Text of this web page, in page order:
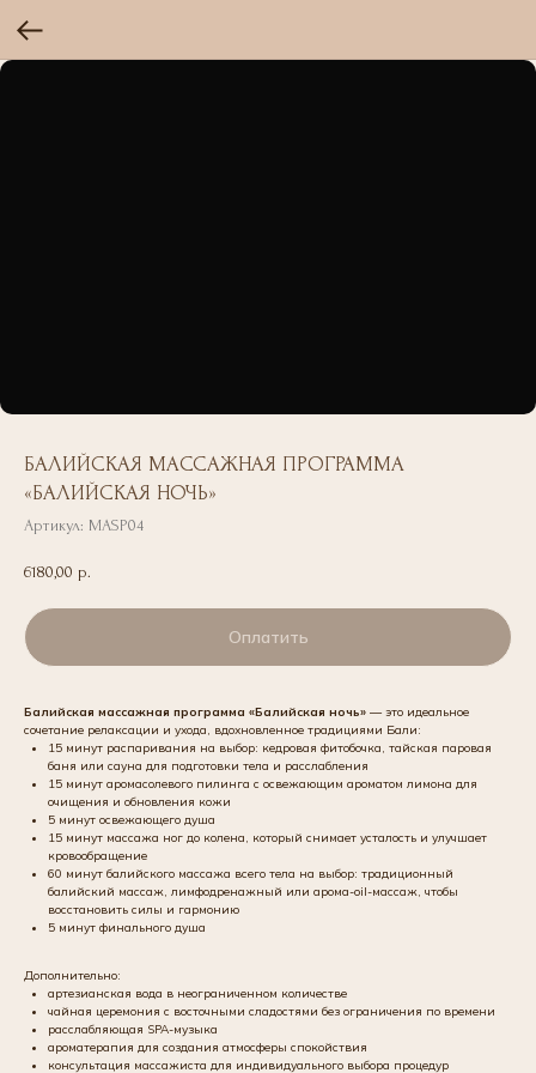
БАЛИЙСКАЯ МАССАЖНАЯ ПРОГРАММА
«БАЛИЙСКАЯ НОЧЬ»
Артикул: MASР04
6180,00 р.
Оплатить
Балийская массажная программа «Балийская ночь» — это идеальное
сочетание релаксации и ухода, вдохновленное традициями Бали:
15 минут распаривания на выбор: кедровая фитобочка, тайская паровая
баня или сауна для подготовки тела и расслабления
15 минут аромасолевого пилинга с освежающим ароматом лимона для
очищения и обновления кожи
5 минут освежающего душа
15 минут массажа ног до колена, который снимает усталость и улучшает
кровообращение
60 минут балийского массажа всего тела на выбор: традиционный
балийский массаж, лимфодренажный или арома-oil-массаж, чтобы
восстановить силы и гармонию
5 минут финального душа
Дополнительно:
артезианская вода в неограниченном количестве
чайная церемония с восточными сладостями без ограничения по времени
расслабляющая SPA-музыка
ароматерапия для создания атмосферы спокойствия
консультация массажиста для индивидуального выбора процедур